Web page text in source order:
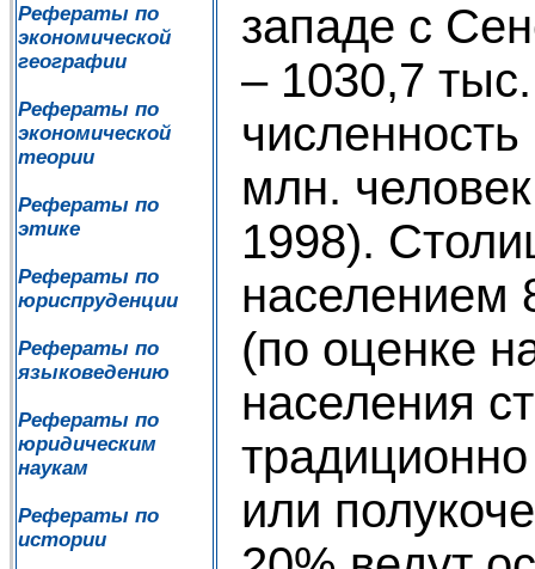
Рефераты по
экономической
географии
Рефераты по
экономической
теории
Рефераты по
этике
Рефераты по
юриспруденции
Рефераты по
языковедению
Рефераты по
юридическим
наукам
Рефераты по
истории
западе с
– 1030,7
млн.
1998).
населением
(по оценке
населения
или